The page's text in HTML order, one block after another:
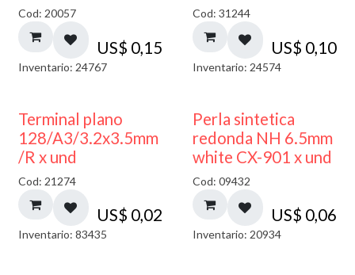
Cod: 20057
US$ 0,15
Inventario: 24767
Cod: 31244
US$ 0,10
Inventario: 24574
Terminal plano
128/A3/3.2x3.5mm
/R x und
Cod: 21274
US$ 0,02
Inventario: 83435
Perla sintetica
redonda NH 6.5mm
white CX-901 x und
Cod: 09432
US$ 0,06
Inventario: 20934